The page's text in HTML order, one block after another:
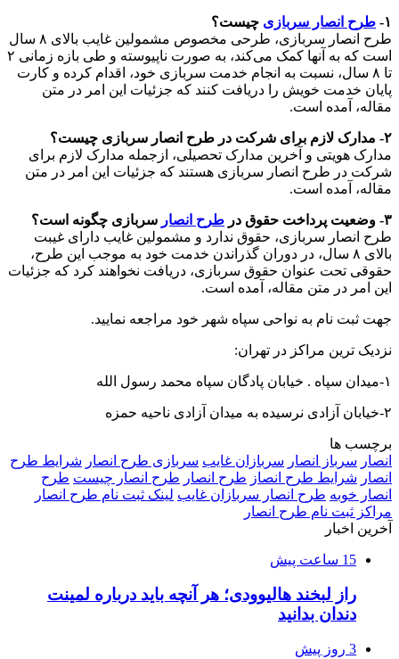
۱- طرح انصار سربازی چیست؟
طرح انصار سربازی، طرحی مخصوص مشمولین غایب بالای ۸ سال
است که به آنها کمک می‌کند، به صورت ناپیوسته و طی بازه زمانی ۲
تا ۸ سال، نسبت به انجام خدمت سربازی خود، اقدام کرده و کارت
پایان خدمت خویش را دریافت کنند که جزئیات این امر در متن
مقاله، آمده است.
۲- مدارک لازم برای شرکت در طرح انصار سربازی چیست؟
مدارک هویتی و آخرین مدارک تحصیلی، ازجمله مدارک لازم برای
شرکت در طرح انصار سربازی هستند که جزئیات این امر در متن
مقاله، آمده است.
۳- وضعیت پرداخت حقوق در طرح انصار سربازی چگونه است؟
طرح انصار سربازی، حقوق ندارد و مشمولین غایب دارای غیبت
بالای ۸ سال، در دوران گذراندن خدمت خود به موجب این طرح،
حقوقی تحت عنوان حقوق سربازی، دریافت نخواهند کرد که جزئیات
این امر در متن مقاله، آمده است.
جهت ثبت نام به نواحی سپاه شهر خود مراجعه نمایید.
نزدیک ترین مراکز در تهران:
۱-میدان سپاه . خیابان پادگان سپاه محمد رسول الله
۲-خیابان آزادی نرسیده به میدان آزادی ناحیه حمزه
برچسب ها
انصار سرباز انصار سربازان غایب سربازی طرح انصار شرایط طرح
انصار شرایط طرح انصاز طرح انصار طرح انصار چیست طرح
انصار خوبه طرح انصار سربازان غایب لینک ثبت نام طرح انصار
مراکز ثبت نام طرح انصار
آخرین اخبار
15 ساعت پیش
راز لبخند هالیوودی؛ هر آنچه باید درباره لمینت
دندان بدانید
3 روز پیش